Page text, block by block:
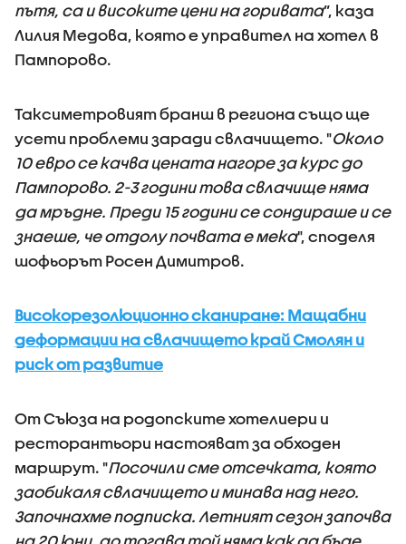
пътя, са и високите цени на горивата”, каза
Лилия Медова, която е управител на хотел в
Пампорово.
Таксиметровият бранш в региона също ще
усети проблеми заради свлачището. "Около
10 евро се качва цената нагоре за курс до
Пампорово. 2-3 години това свлачище няма
да мръдне. Преди 15 години се сондираше и се
знаеше, че отдолу почвата е мека", споделя
шофьорът Росен Димитров.
Високорезолюционно сканиране: Мащабни
деформации на свлачището край Смолян и
риск от развитие
От Съюза на родопските хотелиери и
ресторантьори настояват за обходен
маршрут. "Посочили сме отсечката, която
заобикаля свлачището и минава над него.
Започнахме подписка. Летният сезон започва